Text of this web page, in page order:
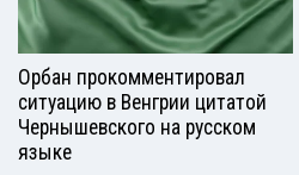
Орбан прокомментировал
ситуацию в Венгрии цитатой
Чернышевского на русском
языке